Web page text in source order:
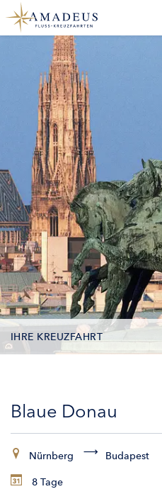
IHRE KREUZFAHRT
KABINEN
Blaue Donau
Nürnberg Budapest
8 Tage